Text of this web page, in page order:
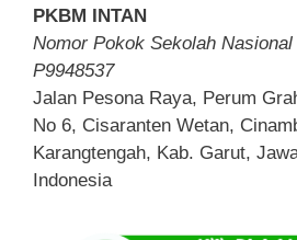
PKBM INTAN
Nomor Pokok Sekolah
P9948537
Jalan Pesona Raya, Perum
No 6, Cisaranten Wetan,
Karangtengah, Kab. Garut,
Indonesia